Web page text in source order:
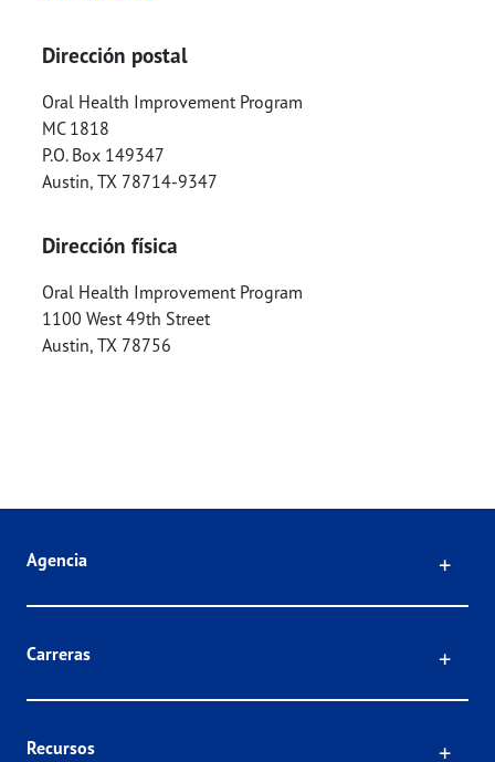
Dirección postal
Oral Health Improvement Program
MC 1818
P.O. Box 149347
Austin, TX 78714-9347
Dirección física
Oral Health Improvement Program
1100 West 49th Street
Austin, TX 78756
Agencia
Carreras
Recursos